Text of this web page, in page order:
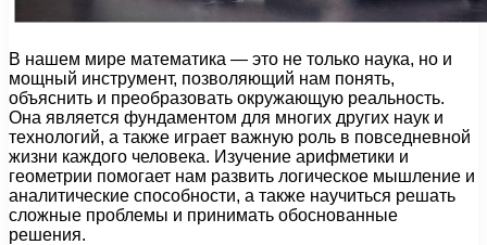
В нашем мире математика — это не только наука, но и
мощный инструмент, позволяющий нам понять,
объяснить и преобразовать окружающую реальность.
Она является фундаментом для многих других наук и
технологий, а также играет важную роль в повседневной
жизни каждого человека. Изучение арифметики и
геометрии помогает нам развить логическое мышление и
аналитические способности, а также научиться решать
сложные проблемы и принимать обоснованные
решения.